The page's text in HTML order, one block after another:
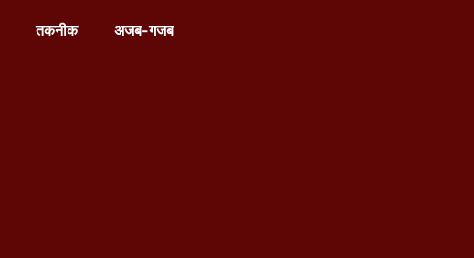
तकनीक अजब-गजब